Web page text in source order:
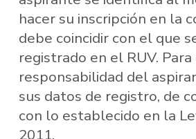
hacer su inscripción en la
debe coincidir con el que
registrado en el RUV.
responsabilidad del
sus datos de registro, de
con lo establecido en la
2011.